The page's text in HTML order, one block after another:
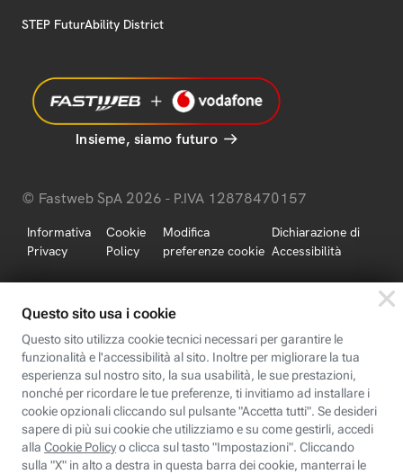
STEP FuturAbility District
Insieme, siamo futuro
© Fastweb SpA 2026 - P.IVA 12878470157
Informativa
Privacy
Cookie
Policy
Modifica
preferenze cookie
Dichiarazione di
Accessibilità